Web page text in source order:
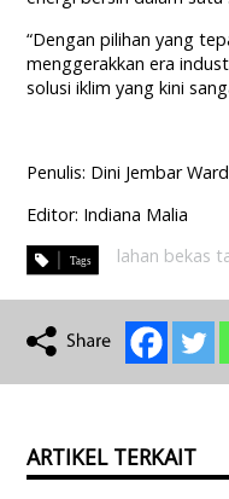
“Dengan pilihan yang
menggerakkan era
solusi iklim yang kini
Penulis: Dini Jembar
Editor: Indiana Malia
lahan bekas
ARTIKEL TERKAIT